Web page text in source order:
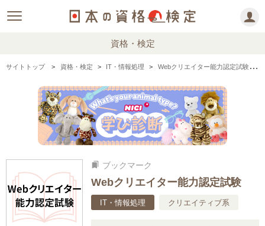
資格・検定
サイトトップ 資格・検定 IT・情報処理 Webクリエイター能力認定試験の情報まとめ・口コミ・体験談
bookmarks ブックマーク
Webクリエイター能力認定試験
IT・情報処理 クリエイティブ系